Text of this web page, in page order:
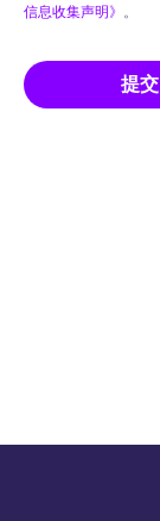
信息收集声明》 。